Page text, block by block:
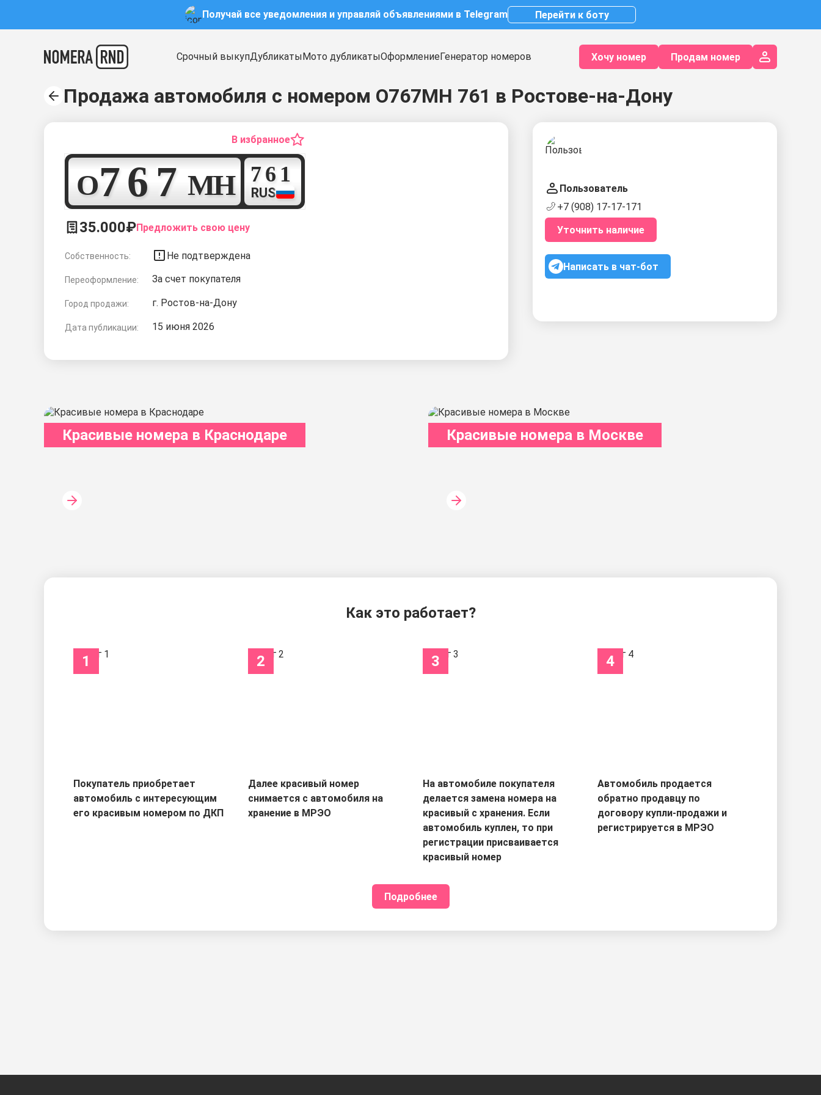
Получай все уведомления и управляй объявлениями в Telegram Перейти к боту
Срочный выкупДубликатыМото дубликатыОформлениеГенератор номеров Хочу номер Продам номер
Продажа автомобиля с номером О767МН 761 в Ростове-на-Дону
В избранное
О7
6
7
МН7
61
RUS
35.000₽Предложить свою цену
Собственность: Не подтверждена
Переоформление: За счет покупателя
Город продажи: г. Ростов-на-Дону
Дата публикации: 15 июня 2026
Пользователь
+7 (908) 17-17-171
Уточнить наличие
Написать в чат-бот
Красивые номера в Краснодаре Красивые номера в Москве
Как это работает?
1
Покупатель приобретает
автомобиль с интересующим
его красивым номером по ДКП
2
Далее красивый номер
снимается с автомобиля на
хранение в МРЭО
3
На автомобиле покупателя
делается замена номера на
красивый с хранения. Если
автомобиль куплен, то при
регистрации присваивается
красивый номер
4
Автомобиль продается
обратно продавцу по
договору купли-продажи и
регистрируется в МРЭО
Подробнее